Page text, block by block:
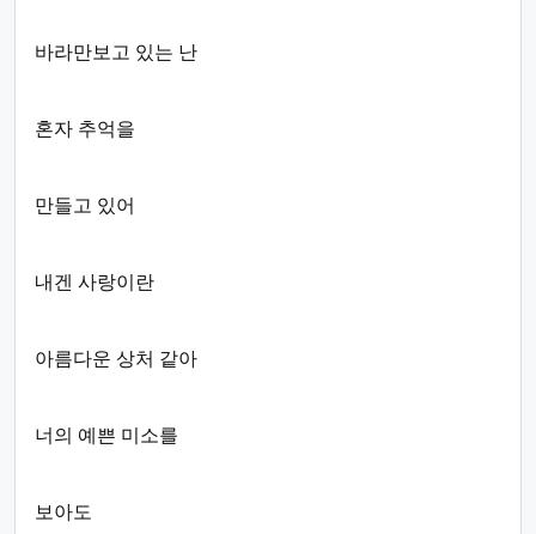
바라만보고 있는 난
혼자 추억을
만들고 있어
내겐 사랑이란
아름다운 상처 같아
너의 예쁜 미소를
보아도